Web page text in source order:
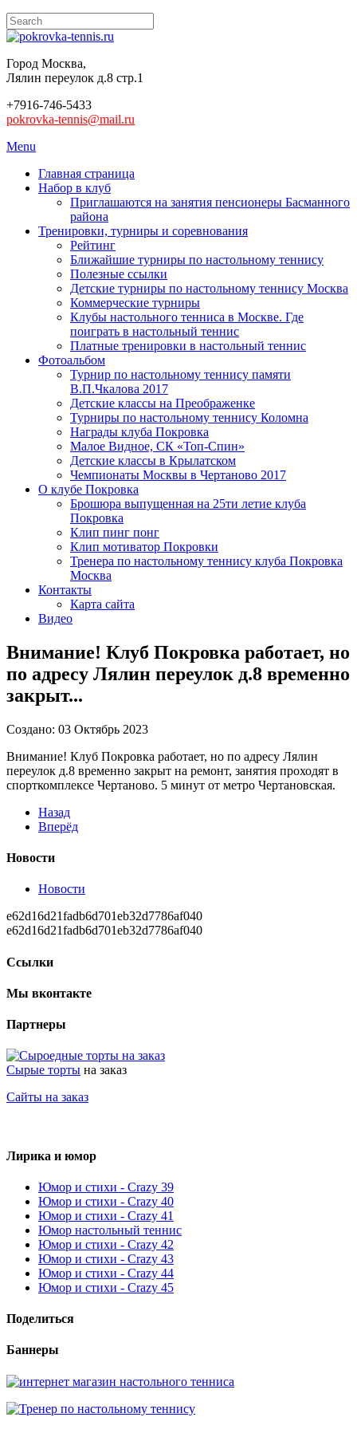
Город Москва,
Лялин переулок д.8 стр.1
+7916-746-5433
pokrovka-tennis@mail.ru
Menu
Главная страница
Набор в клуб
Приглашаются на занятия пенсионеры Басманного
района
Тренировки, турниры и соревнования
Рейтинг
Ближайшие турниры по настольному теннису
Полезные ссылки
Детские турниры по настольному теннису Москва
Коммерческие турниры
Клубы настольного тенниса в Москве. Где
поиграть в настольный теннис
Платные тренировки в настольный теннис
Фотоальбом
Турнир по настольному теннису памяти
В.П.Чкалова 2017
Детские классы на Преображенке
Турниры по настольному теннису Коломна
Награды клуба Покровка
Малое Видное, СК «Топ-Спин»
Детские классы в Крылатском
Чемпионаты Москвы в Чертаново 2017
О клубе Покровка
Брошюра выпущенная на 25ти летие клуба
Покровка
Клип пинг понг
Клип мотиватор Покровки
Тренера по настольному теннису клуба Покровка
Москва
Контакты
Карта сайта
Видео
Внимание! Клуб Покровка работает, но
по адресу Лялин переулок д.8 временно
закрыт...
Создано: 03 Октябрь 2023
Внимание! Клуб Покровка работает, но по адресу Лялин
переулок д.8 временно закрыт на ремонт, занятия проходят в
спорткомплексе Чертаново. 5 минут от метро Чертановская.
Назад
Вперёд
Новости
Новости
e62d16d21fadb6d701eb32d7786af040
e62d16d21fadb6d701eb32d7786af040
Ссылки
Мы вконтакте
Партнеры
Сырые торты на заказ
Сайты на заказ
Лирика и юмор
Юмор и стихи - Crazy 39
Юмор и стихи - Crazy 40
Юмор и стихи - Crazy 41
Юмор настольный теннис
Юмор и стихи - Crazy 42
Юмор и стихи - Crazy 43
Юмор и стихи - Crazy 44
Юмор и стихи - Crazy 45
Поделиться
Баннеры